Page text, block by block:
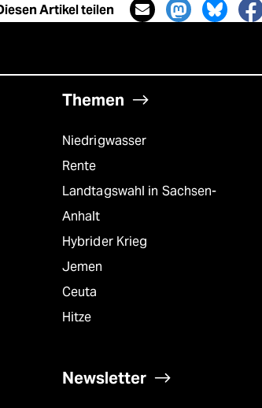
Artikel teilen
Themen
Niedrigwasser
Rente
Landtagswahl in Sachsen-
Anhalt
Hybrider Krieg
Jemen
Ceuta
Hitze
Newsletter